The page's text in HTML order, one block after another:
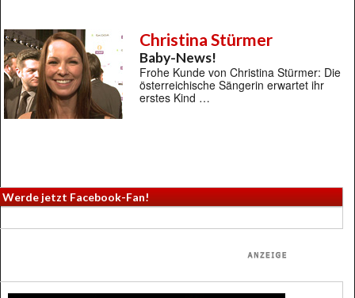
Christina Stürmer
Baby-News!
Frohe Kunde von Christina Stürmer: Die
österreichische Sängerin erwartet ihr
erstes Kind …
Werde jetzt Facebook-Fan!